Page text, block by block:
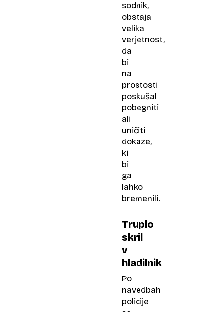
sodnik,
obstaja
velika
verjetnost,
da
bi
na
prostosti
poskušal
pobegniti
ali
uničiti
dokaze,
ki
bi
ga
lahko
bremenili.
Truplo
skril
v
hladilnik
Po
navedbah
policije